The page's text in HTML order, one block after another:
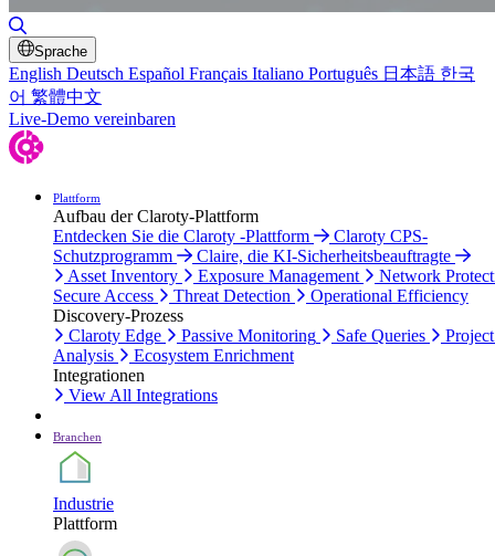
Sprache
English Deutsch Español Français Italiano Português 日本語 한국
어 繁體中文
Live-Demo vereinbaren
Plattform
Aufbau der Claroty-Plattform
Entdecken Sie die Claroty -Plattform
Claroty CPS-
Schutzprogramm
Claire, die KI-Sicherheitsbeauftragte
Asset Inventory
Exposure Management
Network
Secure Access
Threat Detection
Operational Efficiency
Discovery-Prozess
Claroty Edge
Passive Monitoring Safe Queries
Analysis
Ecosystem Enrichment
Integrationen
View All Integrations
Branchen
Industrie
Plattform